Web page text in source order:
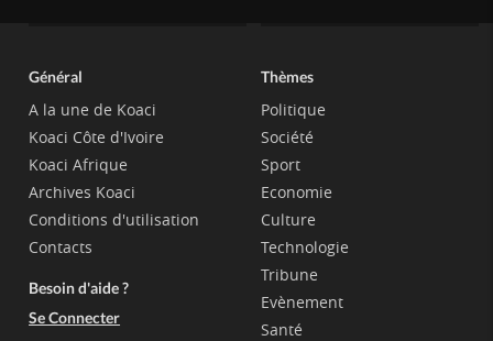
Général
A la une de Koaci
Koaci Côte d'Ivoire
Koaci Afrique
Archives Koaci
Conditions d'utilisation
Contacts
Besoin d'aide ?
Se Connecter
Thèmes
Politique
Société
Sport
Economie
Culture
Technologie
Tribune
Evènement
Santé